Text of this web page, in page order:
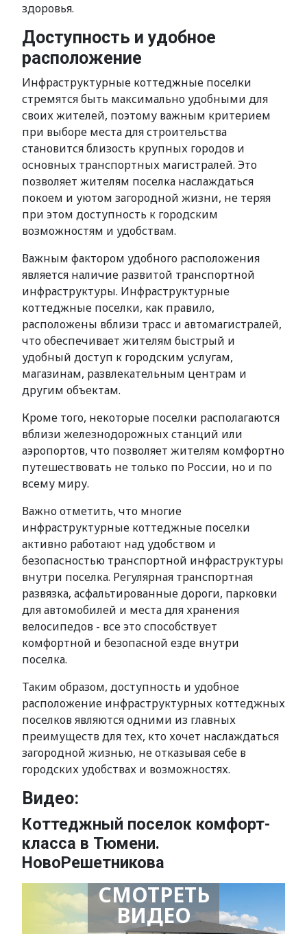
здоровья.
Доступность и удобное
расположение
Инфраструктурные коттеджные поселки
стремятся быть максимально удобными для
своих жителей, поэтому важным критерием
при выборе места для строительства
становится близость крупных городов и
основных транспортных магистралей. Это
позволяет жителям поселка наслаждаться
покоем и уютом загородной жизни, не теряя
при этом доступность к городским
возможностям и удобствам.
Важным фактором удобного расположения
является наличие развитой транспортной
инфраструктуры. Инфраструктурные
коттеджные поселки, как правило,
расположены вблизи трасс и автомагистралей,
что обеспечивает жителям быстрый и
удобный доступ к городским услугам,
магазинам, развлекательным центрам и
другим объектам.
Кроме того, некоторые поселки располагаются
вблизи железнодорожных станций или
аэропортов, что позволяет жителям комфортно
путешествовать не только по России, но и по
всему миру.
Важно отметить, что многие
инфраструктурные коттеджные поселки
активно работают над удобством и
безопасностью транспортной инфраструктуры
внутри поселка. Регулярная транспортная
развязка, асфальтированные дороги, парковки
для автомобилей и места для хранения
велосипедов - все это способствует
комфортной и безопасной езде внутри
поселка.
Таким образом, доступность и удобное
расположение инфраструктурных коттеджных
поселков являются одними из главных
преимуществ для тех, кто хочет наслаждаться
загородной жизнью, не отказывая себе в
городских удобствах и возможностях.
Видео:
Коттеджный поселок комфорт-
класса в Тюмени.
НовоРешетникова
СМОТРЕТЬ
ВИДЕО